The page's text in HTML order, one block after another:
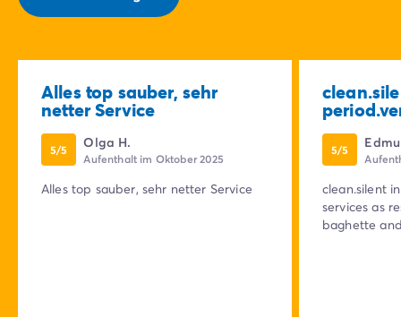
Alles top sauber, sehr
netter Service
5/5 Olga H.
Aufenthalt im Oktober 2025
Alles top sauber, sehr netter Service
5/5
clean.silent
services as
baghette